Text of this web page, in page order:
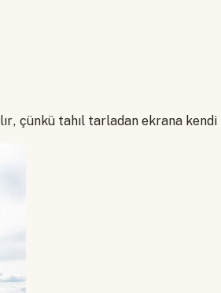
çünkü tahıl tarladan ekrana